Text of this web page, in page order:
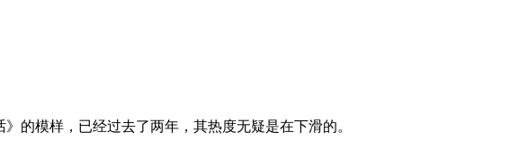
的模样，已经过去了两年，其热度无疑是在下滑的。